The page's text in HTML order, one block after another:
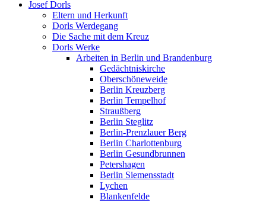
Josef Dorls
Eltern und Herkunft
Dorls Werdegang
Die Sache mit dem Kreuz
Dorls Werke
Arbeiten in Berlin und Brandenburg
Gedächtniskirche
Oberschöneweide
Berlin Kreuzberg
Berlin Tempelhof
Straußberg
Berlin Steglitz
Berlin-Prenzlauer Berg
Berlin Charlottenburg
Berlin Gesundbrunnen
Petershagen
Berlin Siemensstadt
Lychen
Blankenfelde